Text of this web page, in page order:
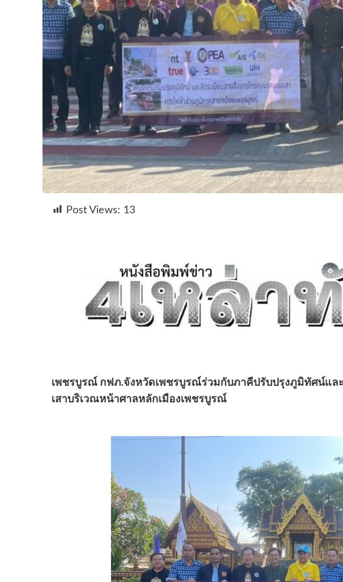
Post Views: 13
เพชรบูรณ์ กฟภ.จังหวัดเพชรบูรณ์ร่วมกับภาคีปรับปรุงภูมิทัศน์แล
เสาบริเวณหน้าศาลหลักเมืองเพชรบูรณ์